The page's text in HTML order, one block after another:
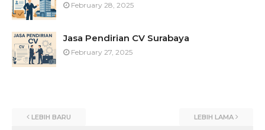
February 28, 2025
Jasa Pendirian CV Surabaya
February 27, 2025
LEBIH BARU LEBIH LAMA